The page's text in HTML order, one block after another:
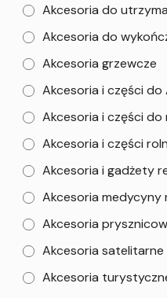
Akcesoria do
Akcesoria do
Akcesoria grzewcze
Akcesoria i części do
Akcesoria i części
Akcesoria i części
Akcesoria i gadżety
Akcesoria medycyny
Akcesoria
Akcesoria satelitarne
Akcesoria